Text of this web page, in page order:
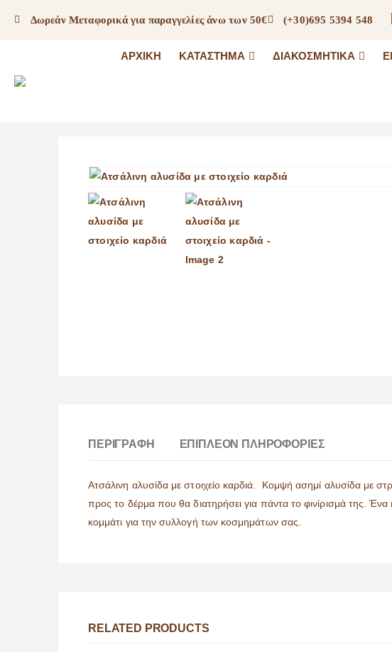
Δωρεάν Μεταφορικά για παραγγελίες άνω των 50€ (+30)695 5394 548
ΑΡΧΙΚΉ ΚΑΤΆΣΤΗΜΑ ΔΙΑΚΟΣΜΗΤΙΚΆ
ΠΕΡΙΓΡΑΦΉ ΕΠΙΠΛΈΟΝ ΠΛΗΡΟΦΟΡΊΕΣ
Ατσάλινη αλυσίδα με στοιχείο καρδιά. Κομψή ασημί αλυσίδα με
προς το δέρμα που θα διατηρήσει για πάντα το φινίρισμά της.
κομμάτι για την συλλογή των κοσμημάτων σας.
RELATED PRODUCTS